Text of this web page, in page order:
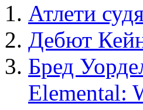
Атлети
Дебют
Бред
Elemental: